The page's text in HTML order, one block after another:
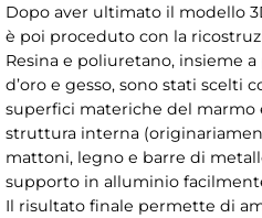
Dopo aver ultimato il modello
è poi proceduto con la
Resina e poliuretano, insieme
d’oro e gesso, sono stati scelti
superfici materiche del marmo
struttura interna
mattoni, legno e barre di
supporto in alluminio
Il risultato finale permette di